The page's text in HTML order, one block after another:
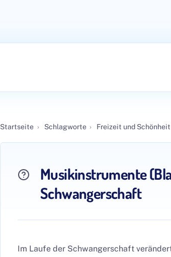
Startseite › Schlagworte › Freizeit und Schönheit
Musikinstrumente
Schwangerschaft
Im Laufe der Schwangerschaft